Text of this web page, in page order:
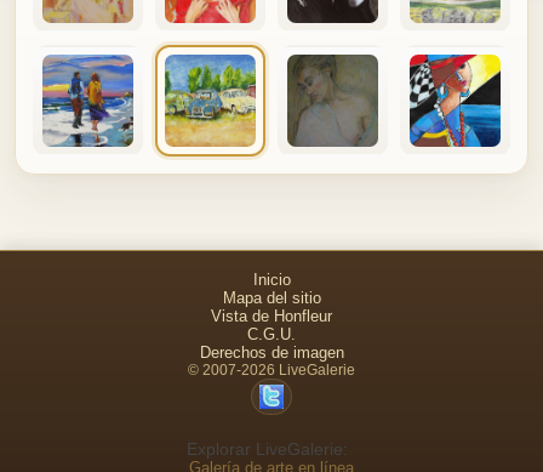
Inicio
Mapa del sitio
Vista de Honfleur
C.G.U.
Derechos de imagen
© 2007-2026 LiveGalerie
Explorar LiveGalerie:
Galería de arte en línea